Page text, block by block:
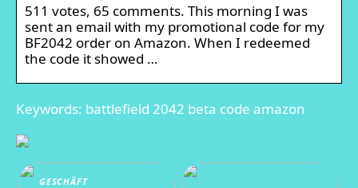
511 votes, 65 comments. This morning I was
sent an email with my promotional code for my
BF2042 order on Amazon. When I redeemed
the code it showed …
Keywords: battlefield 2042 beta code amazon
GESCHÄFT